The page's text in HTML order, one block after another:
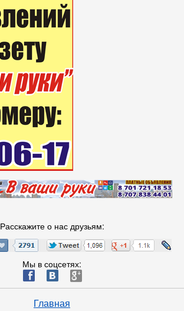
Расскажите о нас друзьям:
Мы в соцсетях:
ä æ è
Главная